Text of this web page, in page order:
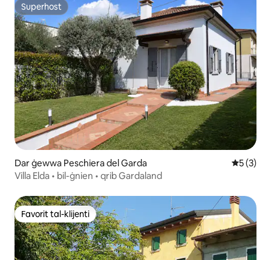
Superhost
Superhost
Dar ġewwa Peschiera del Garda Rating
5 (3)
Villa Elda • bil-ġnien • qrib Gardaland
Favorit tal-klijenti
Favorit tal-klijenti